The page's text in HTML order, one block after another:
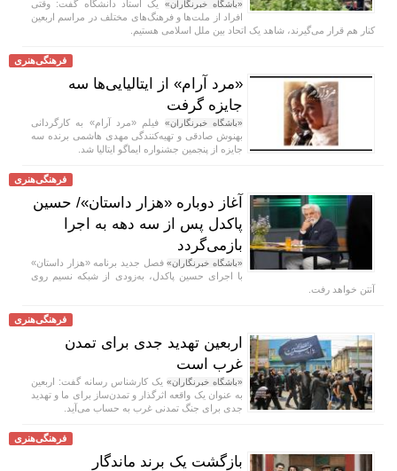
«باشگاه خبرنگاران» یک استاد دانشگاه گفت: وقتی
افراد از ملت‌ها و فرهنگ‌های مختلف در مراسم اربعین
کنار هم قرار می‌گیرند، شاهد یک اتحاد بین ملل اسلامی هستیم.
فرهنگی‌هنری
«مرد آرام» از ایتالیایی‌ها سه
جایزه گرفت
«باشگاه خبرنگاران» فیلم «مرد آرام» به کارگردانی
بهنوش صادقی و تهیه‌کنندگی مهدی هاشمی برنده سه
جایزه از پنجمین جشنواره ایماگو ایتالیا شد.
فرهنگی‌هنری
آغاز دوباره «هزار داستان»/ حسین
پاکدل پس از سه دهه به اجرا
بازمی‌گردد
«باشگاه خبرنگاران»فصل جدید برنامه «هزار داستان»
با اجرای حسین پاکدل، به‌زودی از شبکه نسیم روی
آنتن خواهد رفت.
فرهنگی‌هنری
اربعین تهدید جدی برای تمدن
غرب است
«باشگاه خبرنگاران» یک کارشناس رسانه گفت: اربعین
به عنوان یک واقعه اثرگذار و تمدن‌ساز برای ما و تهدید
جدی برای جنگ تمدنی غرب به حساب می‌آید.
فرهنگی‌هنری
بازگشت یک برند ماندگار